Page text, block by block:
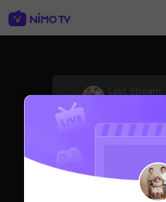
Last Stream: